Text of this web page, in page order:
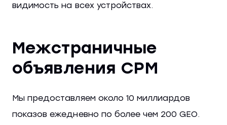
видимость на всех устройствах.
Межстраничные
объявления CPM
Мы предоставляем около 10 миллиардов
показов ежедневно по более чем 200 GEO.